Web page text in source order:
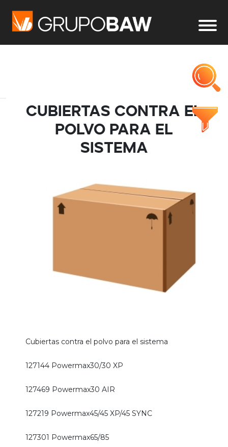
Cubiertas contra el
polvo para el
sistema
Cubiertas contra el polvo para el sistema
127144 Powermax30/30 XP
127469 Powermax30 AIR
127219 Powermax45/45 XP/45 SYNC
127301 Powermax65/85